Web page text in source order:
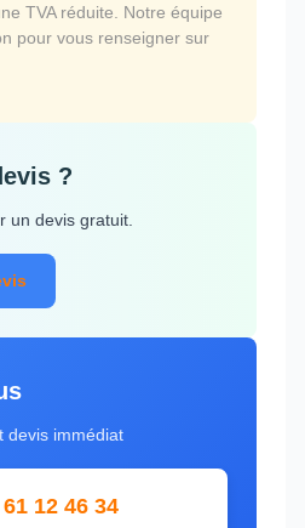
TVA réduite. Notre équipe
pour vous renseigner sur
?
un devis gratuit.
devis immédiat
12 46 34